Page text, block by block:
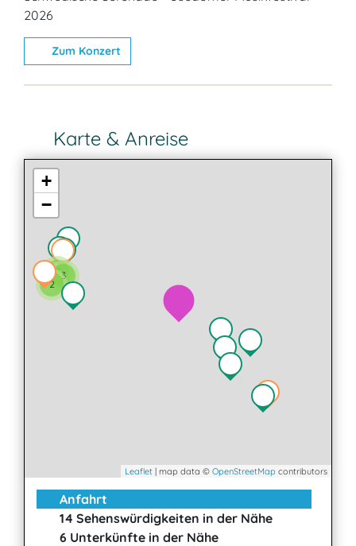
2026
Zum Konzert
Karte & Anreise
2
3
2
+
−
Leaflet | map data © OpenStreetMap contributors
Anfahrt
14 Sehenswürdigkeiten in der Nähe
6 Unterkünfte in der Nähe